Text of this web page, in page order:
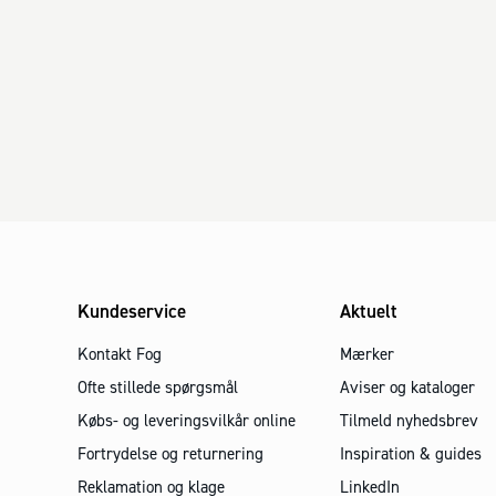
Kundeservice
Kontakt Fog
Ofte stillede spørgsmål
Købs- og leveringsvilkår online
Fortrydelse og returnering
Reklamation og klage
Aktuelt
Mærker
Aviser og kataloger
Tilmeld nyhedsbrev
Inspiration & guides
LinkedIn